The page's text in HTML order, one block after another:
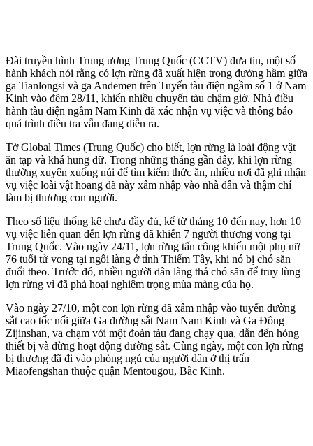
Đài truyền hình Trung ương Trung Quốc (CCTV) đưa tin, một số
hành khách nói rằng có lợn rừng đã xuất hiện trong đường hầm giữa
ga Tianlongsi và ga Andemen trên Tuyến tàu điện ngầm số 1 ở Nam
Kinh vào đêm 28/11, khiến nhiều chuyến tàu chậm giờ. Nhà điều
hành tàu điện ngầm Nam Kinh đã xác nhận vụ việc và thông báo
quá trình điều tra vẫn đang diễn ra.
Tờ Global Times (Trung Quốc) cho biết, lợn rừng là loài động vật
ăn tạp và khá hung dữ. Trong những tháng gần đây, khi lợn rừng
thường xuyên xuống núi để tìm kiếm thức ăn, nhiều nơi đã ghi nhận
vụ việc loài vật hoang dã này xâm nhập vào nhà dân và thậm chí
làm bị thương con người.
Theo số liệu thống kê chưa đầy đủ, kể từ tháng 10 đến nay, hơn 10
vụ việc liên quan đến lợn rừng đã khiến 7 người thương vong tại
Trung Quốc. Vào ngày 24/11, lợn rừng tấn công khiến một phụ nữ
76 tuổi t‌ử von‌g tại ngôi làng ở tỉnh Thiểm Tây, khi nó bị chó săn
đuổi theo. Trước đó, nhiều người dân làng thả chó săn để truy lùng
lợn rừng vì đã phá hoại nghiêm trọng mùa màng của họ.
Vào ngày 27/10, một con lợn rừng đã xâm nhập vào tuyến đường
sắt cao tốc nối giữa Ga đường sắt Nam Nam Kinh và Ga Đông
Zijinshan, va chạm với một đoàn tàu đang chạy qua, dẫn đến hỏng
thiết bị và dừng hoạt động đường sắt. Cùng ngày, một con lợn rừng
bị thương đã đi vào phòng ngủ của người dân ở thị trấn
Miaofengshan thuộc quận Mentougou, Bắc Kinh.